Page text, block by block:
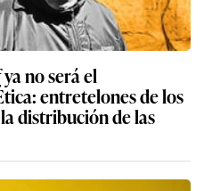
no será el
entretelones de los
distribución de las